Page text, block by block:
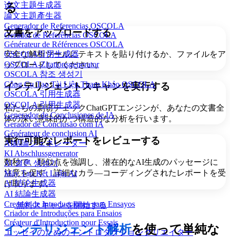
论文主题生成器
論文主題產生器
Generador de Referencias OSCOLA
Gerador de Referências OSCOLA
Générateur de Références OSCOLA
OSCOLA引用生成器
OSCOLA-Zitationsgenerator
OSCOLA 참조 생성기
Công Cụ Tạo Tài Liệu Tham Khảo OSCOLA
OSCOLA 引用生成器
OSCOLA 引用生成器
Generador de Conclusiones de IA
Gerador de Conclusão com IA
Générateur de conclusion AI
AI結論ジェネレーター
KI Abschlussgenerator
AI 결론 생성기
Máy Tạo Kết Luận AI
AI 结论生成器
AI 結論生成器
Creador de Introducciones para Ensayos
Criador de Introduções para Ensaios
Créateur d'Introduction pour Essais
エッセイのためのイントロダクションクリエイター
る
文書をアップロードする
安全な解析ツールにテキストを貼り付けるか、ファイルをア
ップロードしてください。
インテリジェントスキャンを実行する
私たちの剽窃チェックChatGPTエンジンが、あなたの文書全
体の深い意味的かつ構造的な分析を行います。
実行可能なレポートをレビューする
数秒で、類似点を強調し、潜在的なAI生成のパッセージに
注意を促す、詳細なカラ―コーディングされたレポートを受
け取ります。
無料スキャンを開始する
インテリジェント解析を使って単純な